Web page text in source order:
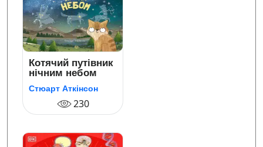
Котячий путівник
нічним небом
Стюарт Аткінсон
230